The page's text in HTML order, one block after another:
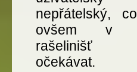
nepřátelský,
ovšem v
očekávat.